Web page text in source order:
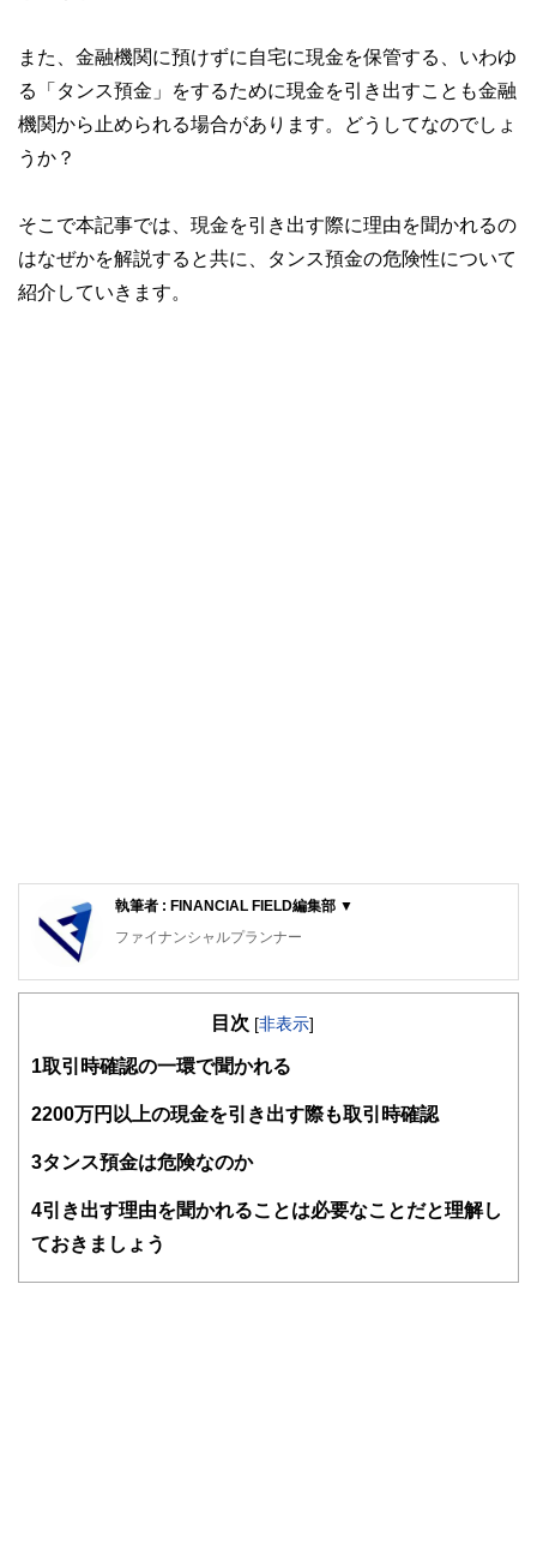
また、金融機関に預けずに自宅に現金を保管する、いわゆ
る「タンス預金」をするために現金を引き出すことも金融
機関から止められる場合があります。どうしてなのでしょ
うか？
そこで本記事では、現金を引き出す際に理由を聞かれるの
はなぜかを解説すると共に、タンス預金の危険性について
紹介していきます。
執筆者 : FINANCIAL FIELD編集部 ▼
ファイナンシャルプランナー
FinancialField編集部は、金融、経済に関する記事を、日々
知識がない方でも理解できるようわかりやすく発信していま
得者を中心に「お金や暮らし」に関する書籍・雑誌の編集経
験者で構成され、企画立案から記事掲載まですべての工程に
護士、税理士、宅地建物取引士、相続診断士、住宅ローンア
ドバイザー、DCプランナー、公認会計士、社会保険労務
士、行政書士、投資アナリスト、キャリアコンサルタントな
目次 [非表示]
1 取引時確認の一環で聞かれる
2200万円以上の現金を引き出す際も取引時確認
3タンス預金は危険なのか
4引き出す理由を聞かれることは必要なことだと理解し
ておきましょう